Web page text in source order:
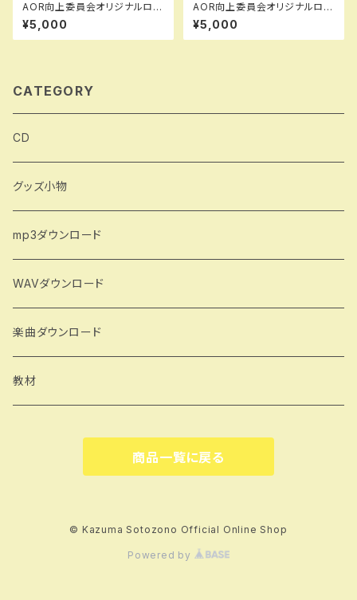
AOR向上委員会オリジナルロン
T(長袖・ホワイト)
¥5,000
AOR向上委員会オリジナルロン
T(長袖・アッシュ)
¥5,000
CATEGORY
CD
グッズ小物
mp3ダウンロード
WAVダウンロード
楽曲ダウンロード
教材
商品一覧に戻る
© Kazuma Sotozono Official Online Shop
Powered by